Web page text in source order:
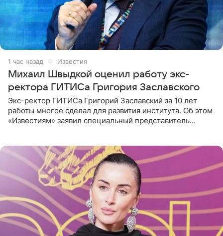
1 час назад Известия
Михаил Швыдкой оценил работу экс-
ректора ГИТИСа Григория Заславского
Экс-ректор ГИТИСа Григорий Заславский за 10 лет
работы многое сделал для развития института. Об этом
«Известиям» заявил специальный представитель